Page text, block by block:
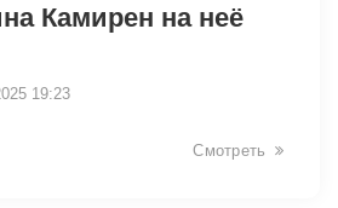
Камирен на неё
19:23
Смотреть